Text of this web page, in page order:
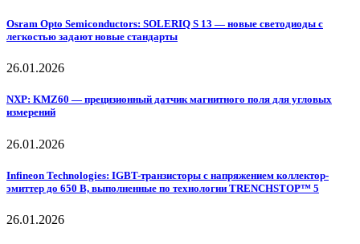
Osram Opto Semiconductors: SOLERIQ S 13 — новые светодиоды с
легкостью задают новые стандарты
26.01.2026
NXP: KMZ60 — прецизионный датчик магнитного поля для угловых
измерений
26.01.2026
Infineon Technologies: IGBT-транзисторы с напряжением коллектор-
эмиттер до 650 В, выполненные по технологии TRENCHSTOP™ 5
26.01.2026